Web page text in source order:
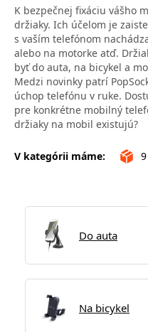
K bezpečnej fixáciu vášho
držiaky. Ich účelom je
s vaším telefónom
alebo na motorke atď.
byť do auta, na bicykel a
Medzi novinky patrí
úchop telefónu v ruke.
pre konkrétne mobilný
držiaky na mobil existujú?
V kategórii máme: 9
Do auta
Na bicykel